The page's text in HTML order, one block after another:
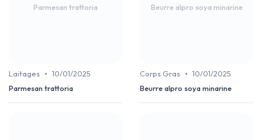
Parmesan trattoria
Laitages • 10/01/2025
Parmesan trattoria
Beurre alpro soya minarine
Corps Gras • 10/01/2025
Beurre alpro soya minarine